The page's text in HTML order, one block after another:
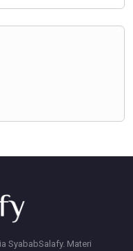
SyababSalafy. Materi